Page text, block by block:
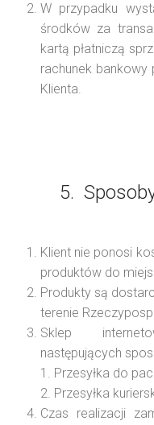
W przypadku
środków za
kartą płatniczą
rachunek bankowy
Klienta.
5.
Klient nie ponosi
produktów do
Produkty są
terenie
Sklep
następujących
Przesyłka do
Przesyłka
Czas realizacji